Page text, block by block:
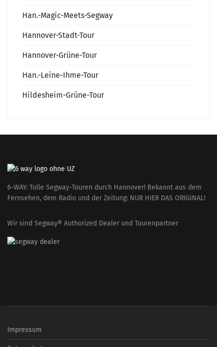
Han.-Magic-Meets-Segway
Hannover-Stadt-Tour
Hannover-Grüne-Tour
Han.-Leine-Ihme-Tour
Hildesheim-Grüne-Tour
6-WAY: Tolle Segway-Touren durch Hannover! Bekannt aus dem
Fernsehen, dem Radio und der Zeitung: NUR HIER DAS ORIGINAL!
Wir sind Segway® Authorized Dealer und Tourenpartner
Impressum